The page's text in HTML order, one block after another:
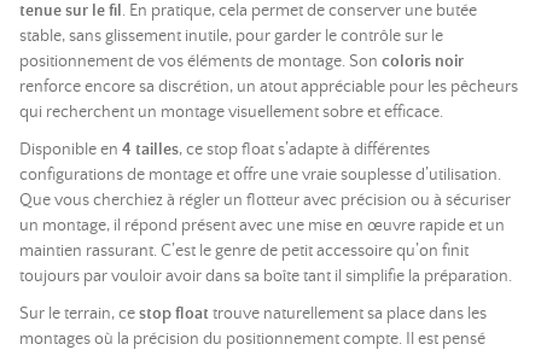
tenue sur le fil . En pratique, cela permet de conserver une butée
stable, sans glissement inutile, pour garder le contrôle sur le
positionnement de vos éléments de montage. Son coloris noir
renforce encore sa discrétion, un atout appréciable pour les pêcheurs
qui recherchent un montage visuellement sobre et efficace.
Disponible en 4 tailles, ce stop float s’adapte à différentes
configurations de montage et offre une vraie souplesse d’utilisation.
Que vous cherchiez à régler un flotteur avec précision ou à sécuriser
un montage, il répond présent avec une mise en œuvre rapide et un
maintien rassurant. C’est le genre de petit accessoire qu’on finit
toujours par vouloir avoir dans sa boîte tant il simplifie la préparation.
Sur le terrain, cestop floattrouve naturellement sa place dans les
montages où la précision du positionnement compte. Il est pensé